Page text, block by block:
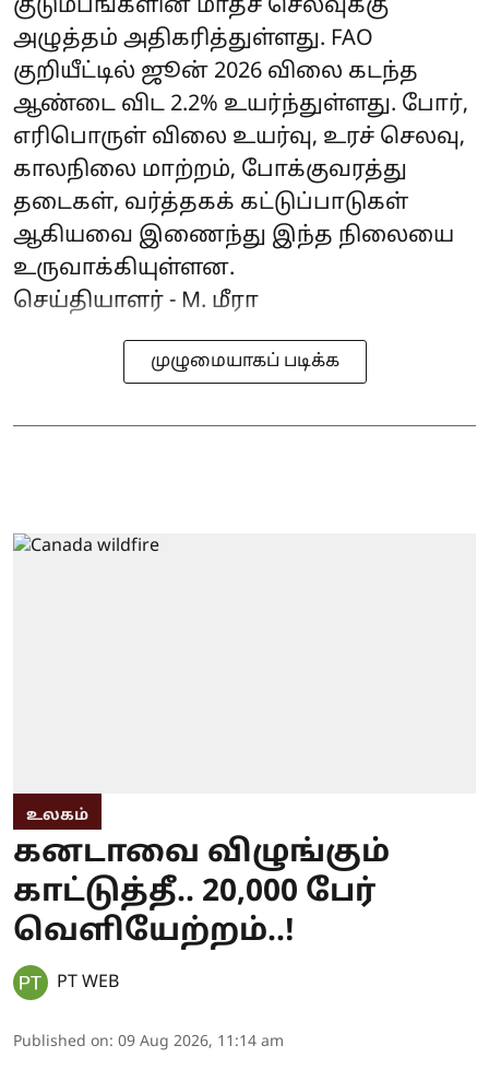
குடும்பங்களின் மாதச் செலவுக்கு
அழுத்தம் அதிகரித்துள்ளது. FAO
குறியீட்டில் ஜூன் 2026 விலை கடந்த
ஆண்டை விட 2.2% உயர்ந்துள்ளது. போர்,
எரிபொருள் விலை உயர்வு, உரச் செலவு,
காலநிலை மாற்றம், போக்குவரத்து
தடைகள், வர்த்தகக் கட்டுப்பாடுகள்
ஆகியவை இணைந்து இந்த நிலையை
உருவாக்கியுள்ளன.
செய்தியாளர் - M. மீரா
முழுமையாகப் படிக்க
உலகம்
கனடாவை விழுங்கும்
காட்டுத்தீ.. 20,000 பேர்
வெளியேற்றம்..!
PT WEB
Published on: 09 Aug 2026, 11:14 am